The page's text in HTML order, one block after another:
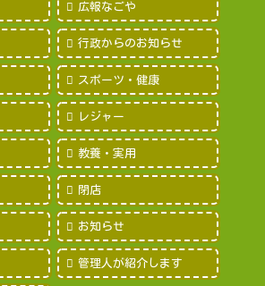
広報なごや
行政からのお知らせ
スポーツ・健康
レジャー
教養・実用
閉店
お知らせ
管理人が紹介します